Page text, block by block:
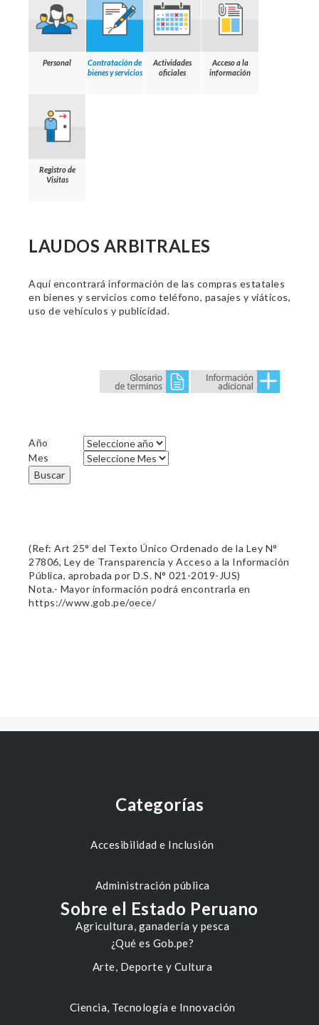
Personal
Contratación de
bienes y servicios
Actividades
oficiales
Acceso a la
información
Registro de
Visitas
LAUDOS ARBITRALES
Aquí encontrará información de las compras estatales
en bienes y servicios como teléfono, pasajes y viáticos,
uso de vehículos y publicidad.
Año
Mes
Buscar
(Ref: Art 25° del Texto Único Ordenado de la Ley N°
27806, Ley de Transparencia y Acceso a la Información
Pública, aprobada por D.S. N° 021-2019-JUS)
Nota.- Mayor información podrá encontrarla en
https://www.gob.pe/oece/
Categorías
Accesibilidad e Inclusión
Administración pública
Agricultura, ganadería y pesca
Arte, Deporte y Cultura
Ciencia, Tecnología e Innovación
Sobre el Estado Peruano
¿Qué es Gob.pe?